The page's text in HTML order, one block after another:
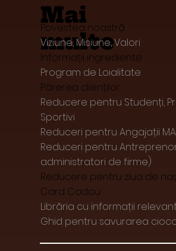
Mai
multe
Povestea noastră
Viziune, Misiune, Valori
Informații ingrediente
Program de Loialitate
Părerea clienților
Reducere pentru Studenți,
Sportivi
Reduceri pentru Angajații MAI
Reduceri pentru
administratori de firme)
Reducere pentru ziua de
Card Cadou
Librăria cu informații
Ghid pentru savurarea